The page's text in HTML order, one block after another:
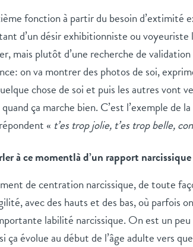
fonction à partir du besoin d’extimité
d’un désir exhibitionniste ou
mais plutôt d’une recherche de
on va montrer des photos de soi,
chose de soi et puis les autres vont
ça marche bien. C’est l’exemple de
« t’es trop jolie, t’es trop belle,
à ce momentlà d’un rapport
de centration narcissique, de toute
avec des hauts et des bas, où parfois
labilité narcissique. On est un peu
évolue au début de l’âge adulte vers